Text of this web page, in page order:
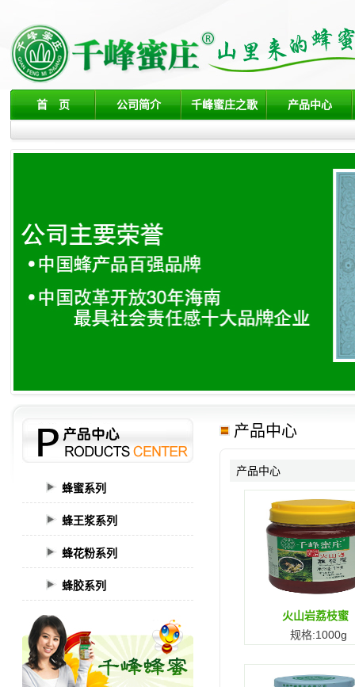
首 页 公司简介 千峰蜜庄之歌 产品中心
蜂蜜系列
蜂王浆系列
蜂花粉系列
蜂胶系列
产品中心
产品中心
火山岩荔枝蜜
规格:1000g